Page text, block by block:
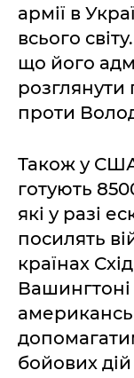
армії в
всього
що його
розглянути
проти
Також у
готують
які у разі
посилять
країнах
бойових дій